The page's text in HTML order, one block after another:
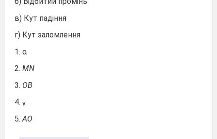
в) Кут падіння
г) Кут заломлення
1. α
2. MN
3. OB
4. ᵧ
5. AO